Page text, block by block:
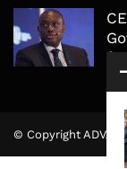
© Copyright